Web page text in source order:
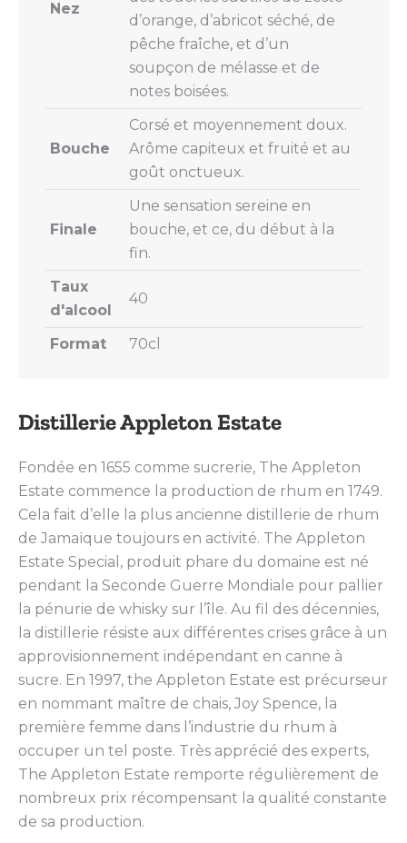
Distillerie Appleton Estate
Fondée en 1655 comme sucrerie, The Appleton
Estate commence la production de rhum en 1749.
Cela fait d’elle la plus ancienne distillerie de rhum
de Jamaïque toujours en activité. The Appleton
Estate Special, produit phare du domaine est né
pendant la Seconde Guerre Mondiale pour pallier
la pénurie de whisky sur l’île. Au fil des décennies,
la distillerie résiste aux différentes crises grâce à un
approvisionnement indépendant en canne à
sucre. En 1997, the Appleton Estate est précurseur
en nommant maître de chais, Joy Spence, la
première femme dans l’industrie du rhum à
occuper un tel poste. Très apprécié des experts,
The Appleton Estate remporte régulièrement de
nombreux prix récompensant la qualité constante
de sa production.
Nez
d’orange, d’abricot séché, de
pêche fraîche, et d’un
soupçon de mélasse et de
notes boisées.
Bouche
Corsé et moyennement doux.
Arôme capiteux et fruité et au
goût onctueux.
Finale
Une sensation sereine en
bouche, et ce, du début à la
fin.
Taux
d'alcool
40
Format 70cl